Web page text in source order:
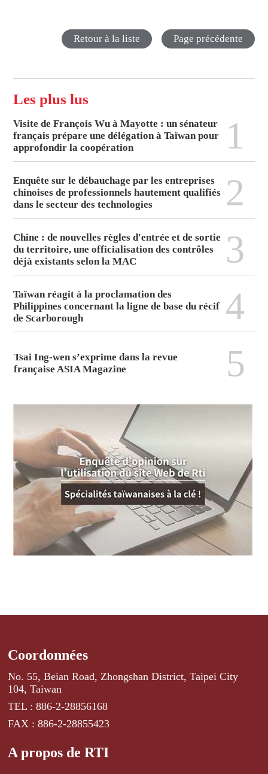
Retour à la liste Page précédente
Les plus lus
Visite de François Wu à Mayotte : un sénateur
français prépare une délégation à Taïwan pour
approfondir la coopération
1
Enquête sur le débauchage par les entreprises
chinoises de professionnels hautement qualifiés
dans le secteur des technologies
2
Chine : de nouvelles règles d'entrée et de sortie
du territoire, une officialisation des contrôles
déjà existants selon la MAC
3
Taïwan réagit à la proclamation des
Philippines concernant la ligne de base du récif
de Scarborough
4
Tsai Ing-wen s’exprime dans la revue
française ASIA Magazine
5
Coordonnées
No. 55, Beian Road, Zhongshan District, Taipei City
104, Taiwan
TEL : 886-2-28856168
FAX : 886-2-28855423
A propos de RTI